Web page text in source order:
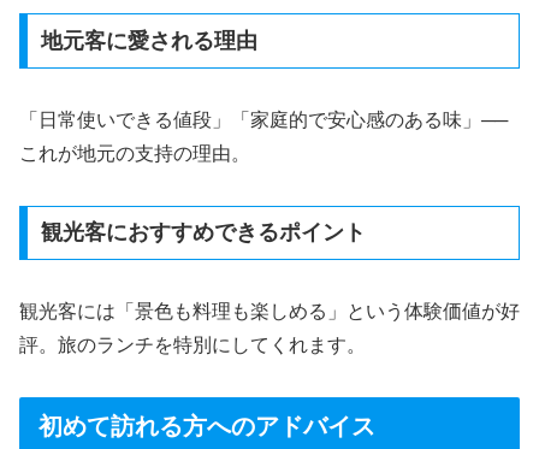
地元客に愛される理由
「日常使いできる値段」「家庭的で安心感のある味」──
これが地元の支持の理由。
観光客におすすめできるポイント
観光客には「景色も料理も楽しめる」という体験価値が好
評。旅のランチを特別にしてくれます。
初めて訪れる方へのアドバイス